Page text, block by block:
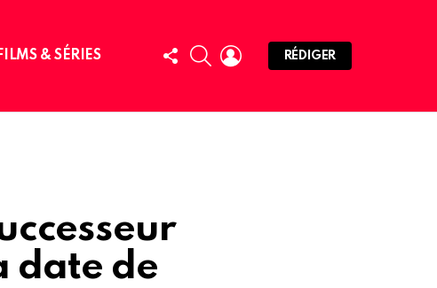
FILMS & SÉRIES
FOLLOW
US
SEARCHLOGIN
RÉDIGER
date de